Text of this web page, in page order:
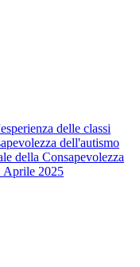
delle classi
dell'autismo
della Consapevolezza
Aprile 2025